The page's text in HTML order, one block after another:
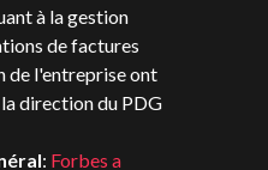
à la gestion
de factures
de l'entreprise ont
direction du PDG
: Forbes a